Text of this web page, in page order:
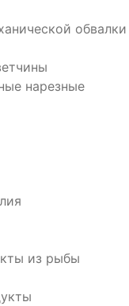
обвалки
нарезные
из рыбы